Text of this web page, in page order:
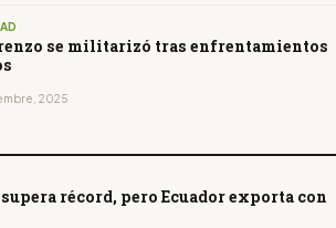
se militarizó tras enfrentamientos
2025
récord, pero Ecuador exporta con